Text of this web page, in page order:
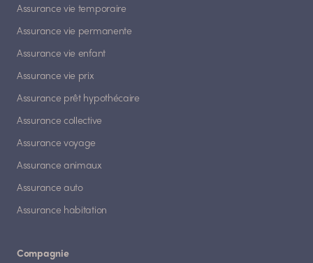
Assurance vie temporaire
Assurance vie permanente
Assurance vie enfant
Assurance vie prix
Assurance prêt hypothécaire
Assurance collective
Assurance voyage
Assurance animaux
Assurance auto
Assurance habitation
Compagnie